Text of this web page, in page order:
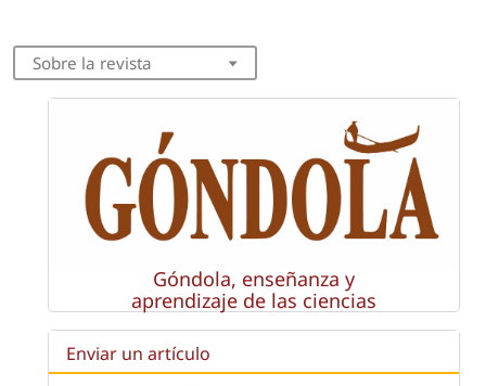
Sobre la revista
Góndola, enseñanza y
aprendizaje de las ciencias
Enviar un artículo